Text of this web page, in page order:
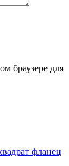
браузере для